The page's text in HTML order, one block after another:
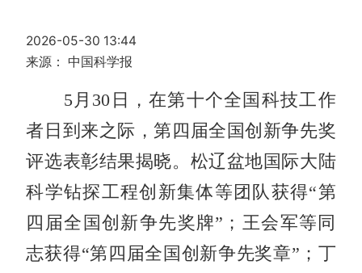
2026-05-30 13:44
来源： 中国科学报
5月30日，在第十个全国科技工作
者日到来之际，第四届全国创新争先奖
评选表彰结果揭晓。松辽盆地国际大陆
科学钻探工程创新集体等团队获得“第
四届全国创新争先奖牌”；王会军等同
志获得“第四届全国创新争先奖章”；丁